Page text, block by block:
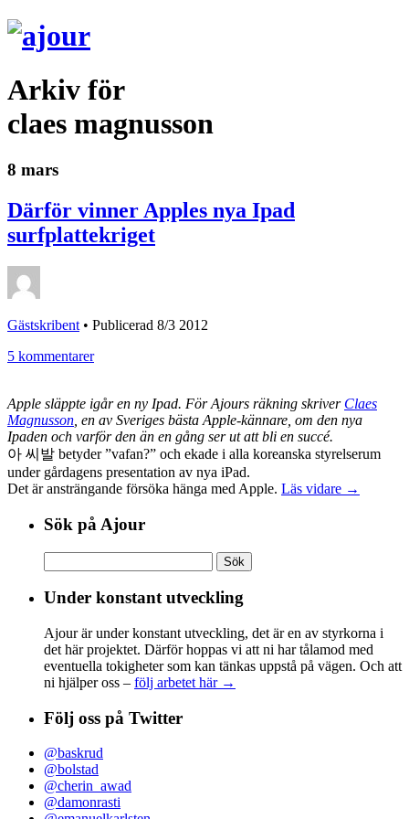
Arkiv för
claes magnusson
8 mars
Därför vinner Apples nya Ipad
surfplattekriget
Gästskribent • Publicerad 8/3 2012
5 kommentarer
Apple släppte igår en ny Ipad. För Ajours räkning skriver Claes
Magnusson , en av Sveriges bästa Apple-kännare, om den nya
Ipaden och varför den än en gång ser ut att bli en succé.
아 씨발 betyder ”vafan?” och ekade i alla koreanska styrelserum
under gårdagens presentation av nya iPad.
Det är ansträngande försöka hänga med Apple. Läs vidare →
Sök på Ajour
efter:
Under konstant utveckling
Ajour är under konstant utveckling, det är en av styrkorna i
det här projektet. Därför hoppas vi att ni har tålamod med
eventuella tokigheter som kan tänkas uppstå på vägen. Och att
ni hjälper oss – följ arbetet här →
Följ oss på Twitter
@baskrud
@bolstad
@cherin_awad
@damonrasti